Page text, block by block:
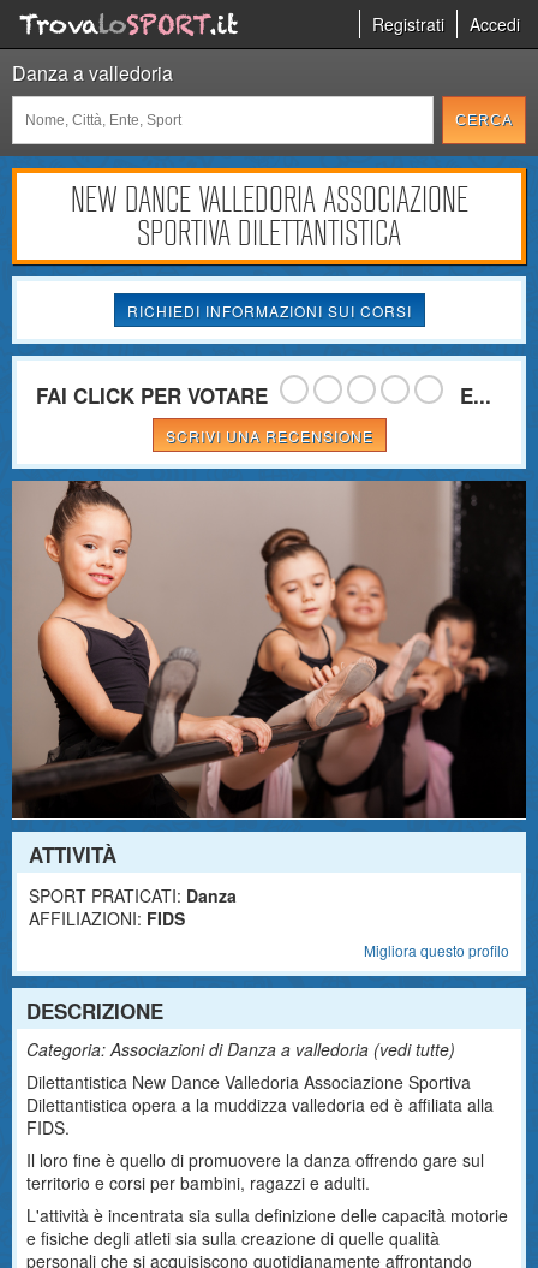
Registrati Accedi
Danza a valledoria
NEW DANCE VALLEDORIA ASSOCIAZIONE
SPORTIVA DILETTANTISTICA
RICHIEDI INFORMAZIONI SUI CORSI
FAI CLICK PER VOTARE E...
SCRIVI UNA RECENSIONE
ATTIVITÀ
SPORT PRATICATI: Danza
AFFILIAZIONI: FIDS
Migliora questo profilo
DESCRIZIONE
Categoria: Associazioni di Danza a valledoria (vedi tutte)
Dilettantistica New Dance Valledoria Associazione Sportiva
Dilettantistica opera a la muddizza valledoria ed è affiliata alla
FIDS.
Il loro fine è quello di promuovere la danza offrendo gare sul
territorio e corsi per bambini, ragazzi e adulti.
L'attività è incentrata sia sulla definizione delle capacità motorie
e fisiche degli atleti sia sulla creazione di quelle qualità
personali che si acquisiscono quotidianamente affrontando